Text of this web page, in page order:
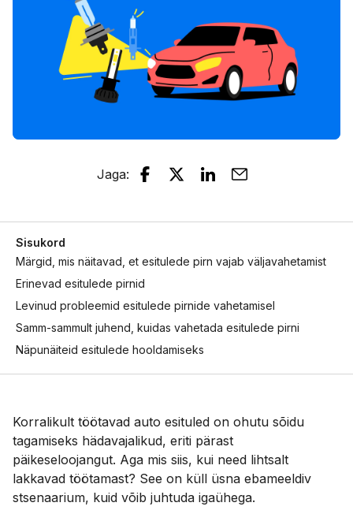
Jaga:
Sisukord
Märgid, mis näitavad, et esitulede pirn vajab väljavahetamist
Erinevad esitulede pirnid
Levinud probleemid esitulede pirnide vahetamisel
Samm-sammult juhend, kuidas vahetada esitulede pirni
Näpunäiteid esitulede hooldamiseks
Korralikult töötavad auto esituled on ohutu sõidu
tagamiseks hädavajalikud, eriti pärast
päikeseloojangut. Aga mis siis, kui need lihtsalt
lakkavad töötamast? See on küll üsna ebameeldiv
stsenaarium, kuid võib juhtuda igaühega.